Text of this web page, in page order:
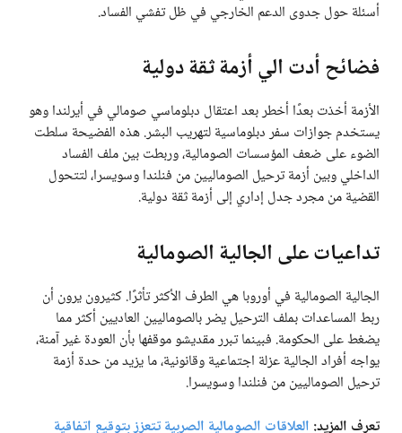
أسئلة حول جدوى الدعم الخارجي في ظل تفشي الفساد.
فضائح أدت الي أزمة ثقة دولية
الأزمة أخذت بعدًا أخطر بعد اعتقال دبلوماسي صومالي في أيرلندا وهو
يستخدم جوازات سفر دبلوماسية لتهريب البشر. هذه الفضيحة سلطت
الضوء على ضعف المؤسسات الصومالية، وربطت بين ملف الفساد
الداخلي وبين أزمة ترحيل الصوماليين من فنلندا وسويسرا، لتتحول
القضية من مجرد جدل إداري إلى أزمة ثقة دولية.
تداعيات على الجالية الصومالية
الجالية الصومالية في أوروبا هي الطرف الأكثر تأثرًا. كثيرون يرون أن
ربط المساعدات بملف الترحيل يضر بالصوماليين العاديين أكثر مما
يضغط على الحكومة. فبينما تبرر مقديشو موقفها بأن العودة غير آمنة،
يواجه أفراد الجالية عزلة اجتماعية وقانونية، ما يزيد من حدة أزمة
ترحيل الصوماليين من فنلندا وسويسرا.
تعرف المزيد: العلاقات الصومالية الصربية تتعزز بتوقيع اتفاقية